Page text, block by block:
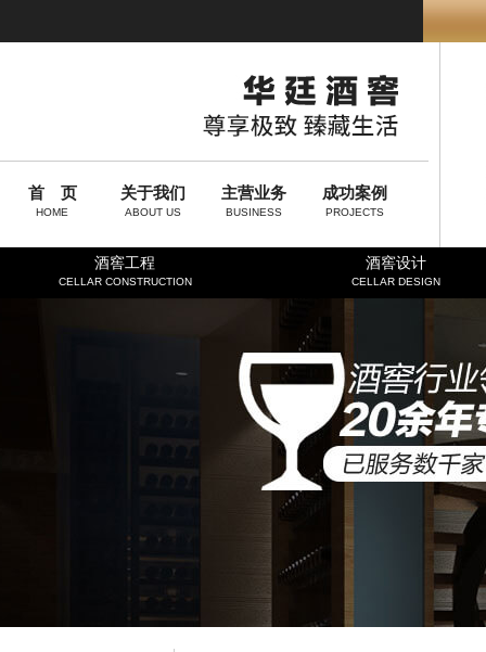
首 页
HOME
关于我们
ABOUT US
主营业务
BUSINESS
成功案例
PROJECTS
酒窖工程
CELLAR CONSTRUCTION
酒窖设计
CELLAR DESIGN